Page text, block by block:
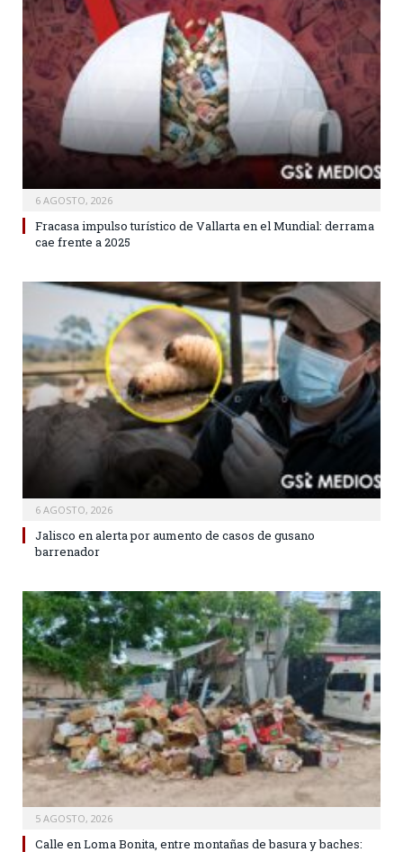
6 AGOSTO, 2026
Fracasa impulso turístico de Vallarta en el Mundial: derrama
cae frente a 2025
6 AGOSTO, 2026
Jalisco en alerta por aumento de casos de gusano
barrenador
5 AGOSTO, 2026
Calle en Loma Bonita, entre montañas de basura y baches: